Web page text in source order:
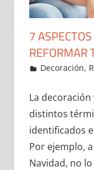
7
REFORMAR
25 de
ideas2021
Decoración,
La
distintos
identificados
Por ejemplo,
Navidad, no